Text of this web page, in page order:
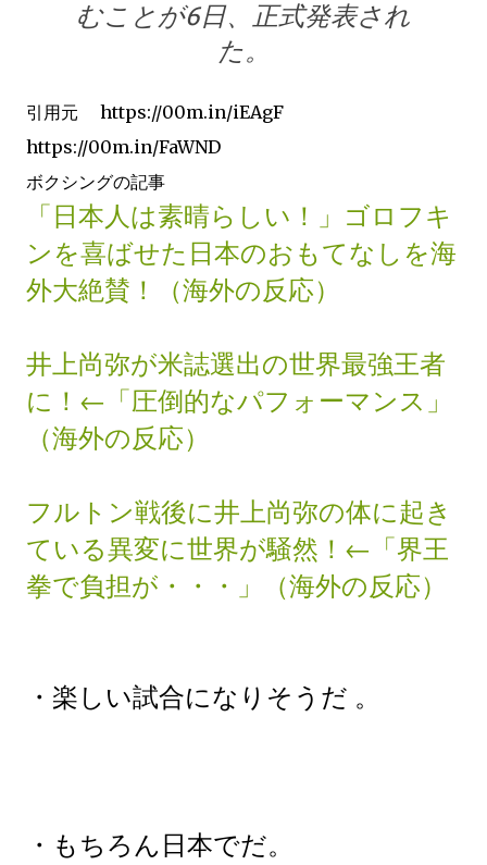
むことが6日、正式発表され
た。
引用元 https://00m.in/iEAgF
https://00m.in/FaWND
ボクシングの記事
「日本人は素晴らしい！」ゴロフキ
ンを喜ばせた日本のおもてなしを海
外大絶賛！（海外の反応）
井上尚弥が米誌選出の世界最強王者
に！←「圧倒的なパフォーマンス」
（海外の反応）
フルトン戦後に井上尚弥の体に起き
ている異変に世界が騒然！←「界王
拳で負担が・・・」（海外の反応）
・楽しい試合になりそうだ 。
・もちろん日本でだ。